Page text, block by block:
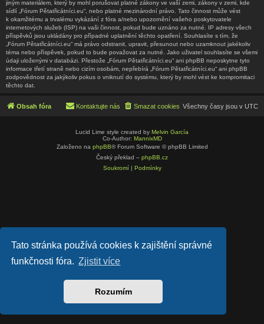
Tato stránka používá cookies k zajištění správné
funkčnosti fóra. Zjistit více
Rozumím
jiným materiálem, který by mohl porušovat platné zákony ve vaší zemi, zákony v zemi, kde
sídlí „Fórum Pětatřicátníci.eu“, nebo platné mezinárodní právo. Tato činnost může vést
k okamžitému a trvalému vykázání z fóra a/nebo upozornění vašeho poskytovatele
internetových služeb (ISP) na vaši činnost, pokud bude uznáno za nutné. IP adresy všech
příspěvků jsou ukládány pro případné uplatnění těchto opatření. Souhlasíte s tím, že
„Fórum Pětatřicátníci.eu“ má právo odstranit, upravit, přesunout nebo uzamknout jakékoliv
téma nebo příspěvek, pokud to bude považovat za nutné. Jako uživatel souhlasíte se všemi
údaji uloženými v databázi. Přestože „Fórum Pětatřicátníci.eu“ ani phpBB neposkytne tyto
informace třetí straně nebo cizím osobám, nepřebírá „Fórum Pětatřicátníci.eu“ ani phpBB
zodpovědnost za jakýkoliv pokus o vniknutí do systému, který by mohl vést ke kompromitaci
těchto dat.
Obsah fóra Všechny časy jsou v UTC
Smazat cookies
Kontaktujte nás
Lucid Lime style created by Melvin García
Co-Author: MannixMD
Založeno na phpBB® Forum Software © phpBB Limited
Český překlad – phpBB.cz
Soukromí| Podmínky